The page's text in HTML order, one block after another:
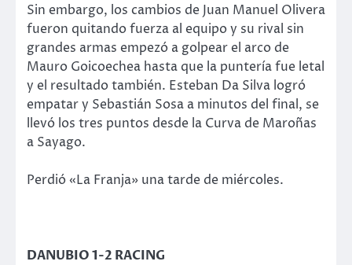
Sin embargo, los cambios de Juan Manuel Olivera
fueron quitando fuerza al equipo y su rival sin
grandes armas empezó a golpear el arco de
Mauro Goicoechea hasta que la puntería fue letal
y el resultado también. Esteban Da Silva logró
empatar y Sebastián Sosa a minutos del final, se
llevó los tres puntos desde la Curva de Maroñas
a Sayago.
Perdió «La Franja» una tarde de miércoles.
DANUBIO 1-2 RACING